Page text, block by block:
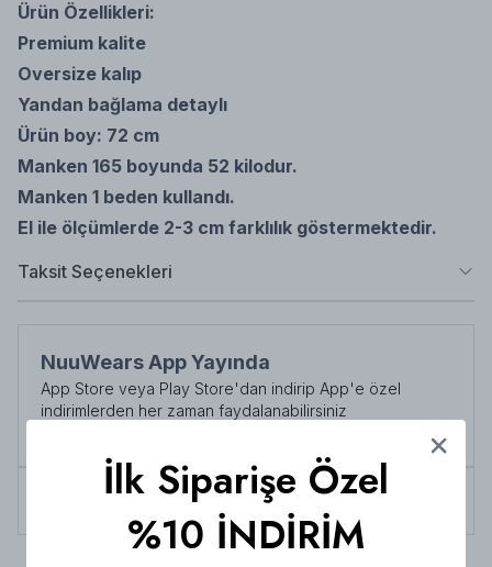
Ürün Özellikleri:
Premium kalite
Oversize kalıp
Yandan bağlama detaylı
Ürün boy: 72 cm
Manken 165 boyunda 52 kilodur.
Manken 1 beden kullandı.
El ile ölçümlerde 2-3 cm farklılık göstermektedir.
Taksit Seçenekleri
NuuWears App Yayında
App Store veya Play Store'dan indirip App'e özel
indirimlerden her zaman faydalanabilirsiniz
Tüm siparişlerde 3000 TL üzeri kargo ücretsiz!
İlk Siparişe Özel
%10 İNDİRİM